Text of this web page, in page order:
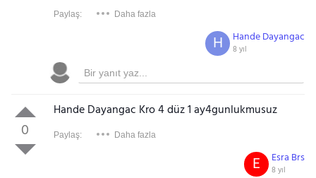
Paylaş: Daha fazla
Hande Dayangac
8 yıl
H
0
Hande Dayangac Kro 4 düz 1 ay4gunlukmusuz
Paylaş: Daha fazla
Esra Brs
8 yıl
E